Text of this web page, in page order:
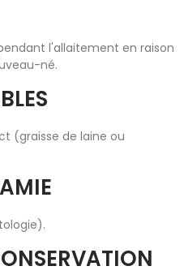
l'allaitement en raison
né.
(graisse de laine ou